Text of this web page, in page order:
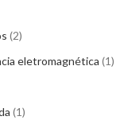
2
eletromagnética 1
1